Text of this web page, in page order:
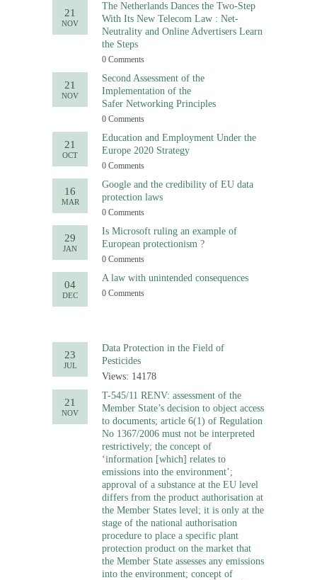
21
NOV
The Netherlands Dances the Two-Step
With Its New Telecom Law : Net-
Neutrality and Online Advertisers Learn
the Steps
0 Comments
21
NOV
Second Assessment of the
Implementation of the
Safer Networking Principles
0 Comments
21
OCT
Education and Employment Under the
Europe 2020 Strategy
0 Comments
16
MAR
Google and the credibility of EU data
protection laws
0 Comments
29
JAN
Is Microsoft ruling an example of
European protectionism ?
0 Comments
04
DEC
A law with unintended consequences
0 Comments
23
JUL
Data Protection in the Field of
Pesticides
Views: 14178
21
NOV
T-545/11 RENV: assessment of the
Member State’s decision to object access
to documents; article 6(1) of Regulation
No 1367/2006 must not be interpreted
restrictively; the concept of
‘information [which] relates to
emissions into the environment’;
approval of a substance at the EU level
differs from the product authorisation at
the Member States level; it is only at the
stage of the national authorisation
procedure to place a specific plant
protection product on the market that
the Member State assesses any emissions
into the environment; concept of